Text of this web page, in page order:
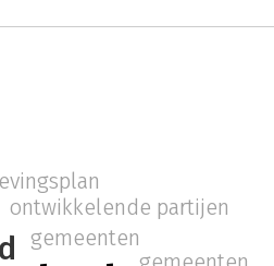
gemeenten
ontwikkelende partijen